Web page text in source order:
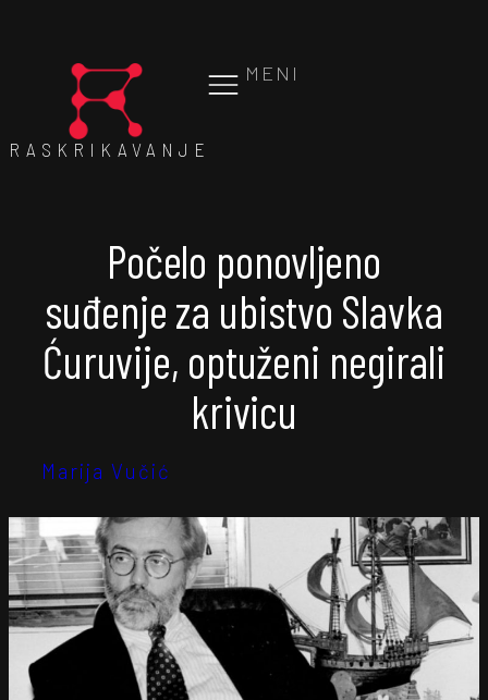
MENI
RASKRIKAVANJE
Počelo ponovljeno
suđenje za ubistvo Slavka
Ćuruvije, optuženi negirali
krivicu
Marija Vučić